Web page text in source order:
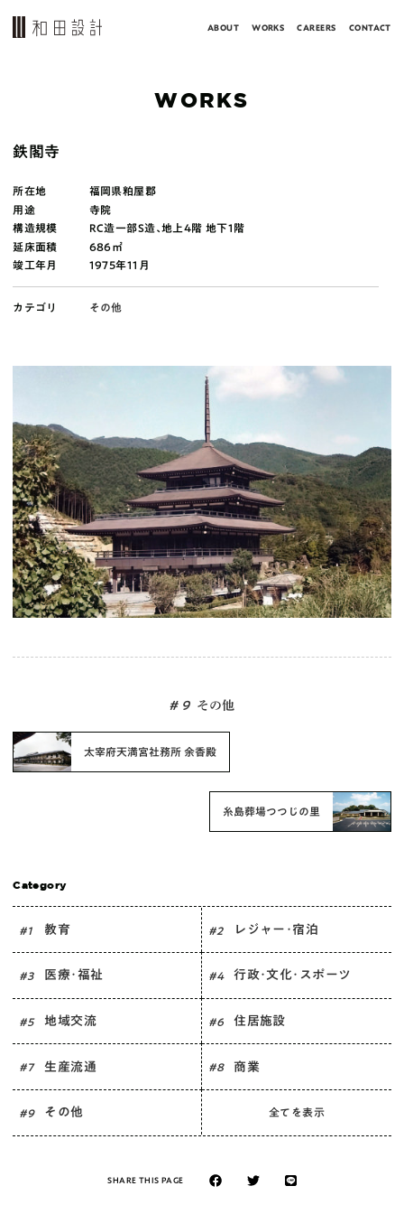
ABOUT WORKS CAREERS CONTACT
WORKS
鉄閣寺
所在地
福岡県粕屋郡
用途
寺院
構造規模
RC造一部S造､地上4階 地下1階
延床面積
686㎡
竣工年月
1975年11月
カテゴリ その他
# 9 その他
太宰府天満宮社務所 余香殿
糸島葬場つつじの里
Category
# 1 教育 # 2 レジャー･宿泊
# 3 医療･福祉 # 4 行政･文化･スポーツ
# 5 地域交流 # 6 住居施設
# 7 生産流通 # 8 商業
# 9 その他 全てを表示
SHARE THIS PAGE